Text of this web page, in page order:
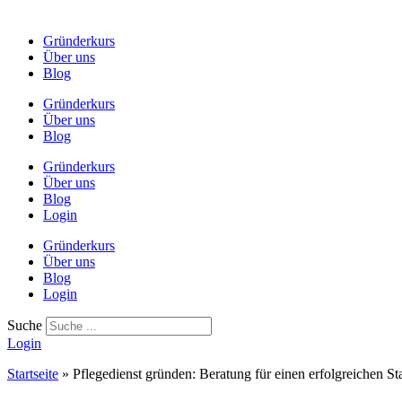
Gründerkurs
Über uns
Blog
Gründerkurs
Über uns
Blog
Gründerkurs
Über uns
Blog
Login
Gründerkurs
Über uns
Blog
Login
Suche
Login
Startseite » Pflegedienst gründen: Beratung für einen erfolgreichen